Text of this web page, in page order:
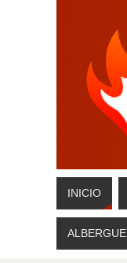
INICIO
ALBERGUE